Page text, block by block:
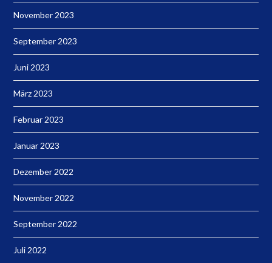
November 2023
September 2023
Juni 2023
März 2023
Februar 2023
Januar 2023
Dezember 2022
November 2022
September 2022
Juli 2022